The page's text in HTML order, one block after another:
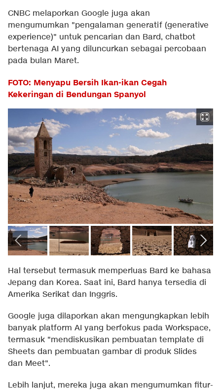
CNBC melaporkan Google juga akan
mengumumkan "pengalaman generatif (generative
experience)" untuk pencarian dan Bard, chatbot
bertenaga AI yang diluncurkan sebagai percobaan
pada bulan Maret.
FOTO: Menyapu Bersih Ikan-ikan Cegah
Kekeringan di Bendungan Spanyol
Hal tersebut termasuk memperluas Bard ke bahasa
Jepang dan Korea. Saat ini, Bard hanya tersedia di
Amerika Serikat dan Inggris.
Google juga dilaporkan akan mengungkapkan lebih
banyak platform AI yang berfokus pada Workspace,
termasuk "mendiskusikan pembuatan template di
Sheets dan pembuatan gambar di produk Slides
dan Meet".
Lebih lanjut, mereka juga akan mengumumkan fitur-